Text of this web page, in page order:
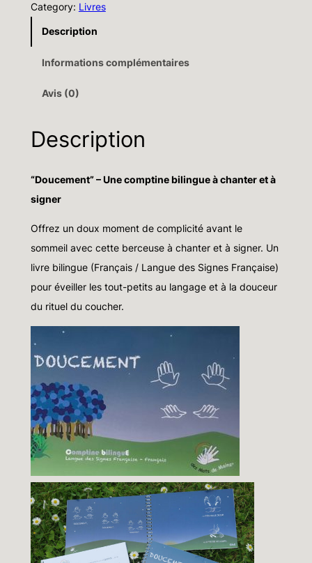
a
t
e
v
r
e
d
e
C
m
p
i
n
e
B
i
l
i
n
g
Category: Livres
Description
Informations complémentaires
Avis (0)
Description
“Doucement” – Une comptine bilingue à chanter et à
signer
Offrez un doux moment de complicité avant le
sommeil avec cette berceuse à chanter et à signer. Un
livre bilingue (Français / Langue des Signes Française)
pour éveiller les tout-petits au langage et à la douceur
du rituel du coucher.